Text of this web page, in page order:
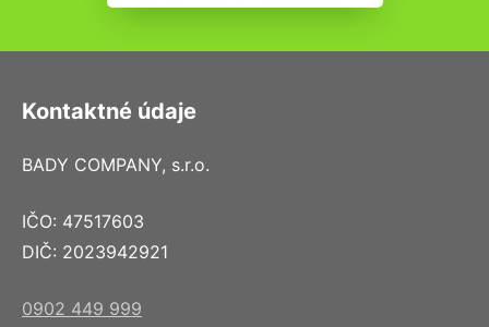
Kontaktné údaje
BADY COMPANY, s.r.o.
IČO: 47517603
DIČ: 2023942921
0902 449 999